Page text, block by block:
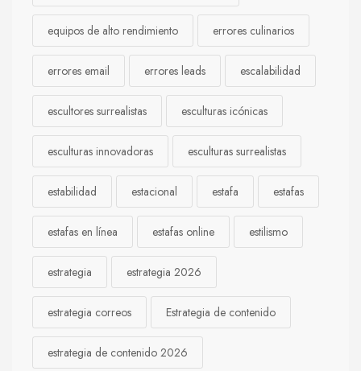
equipos de alto rendimiento errores culinarios
errores email errores leads escalabilidad
escultores surrealistas esculturas icónicas
esculturas innovadoras esculturas surrealistas
estabilidad estacional estafa estafas
estafas en línea estafas online estilismo
estrategia estrategia 2026
estrategia correos Estrategia de contenido
estrategia de contenido 2026